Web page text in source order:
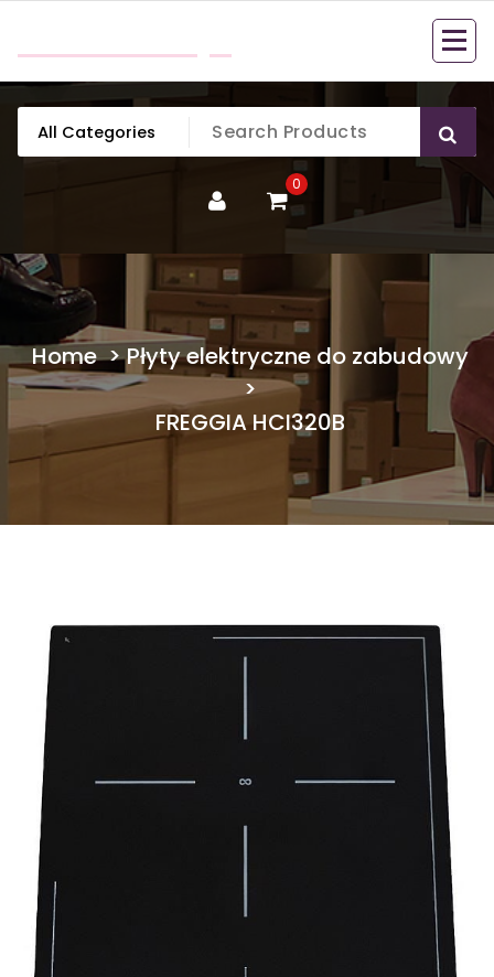
content
0
Home>Płyty elektryczne do zabudowy
>
FREGGIA HCI320B